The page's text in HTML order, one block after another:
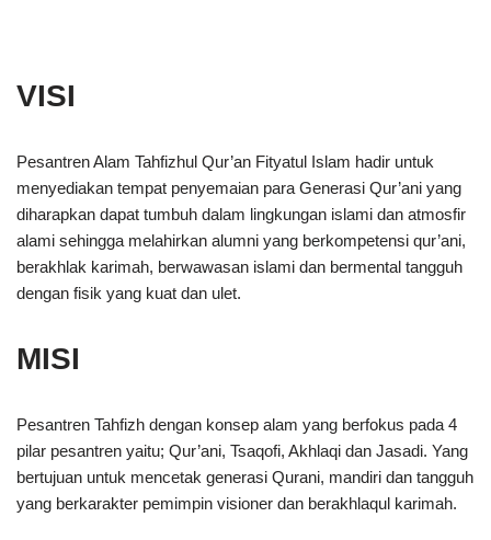
VISI
Pesantren Alam Tahfizhul Qur’an Fityatul Islam hadir untuk
menyediakan tempat penyemaian para Generasi Qur’ani yang
diharapkan dapat tumbuh dalam lingkungan islami dan atmosfir
alami sehingga melahirkan alumni yang berkompetensi qur’ani,
berakhlak karimah, berwawasan islami dan bermental tangguh
dengan fisik yang kuat dan ulet.
MISI
Pesantren Tahfizh dengan konsep alam yang berfokus pada 4
pilar pesantren yaitu; Qur’ani, Tsaqofi, Akhlaqi dan Jasadi. Yang
bertujuan untuk mencetak generasi Qurani, mandiri dan tangguh
yang berkarakter pemimpin visioner dan berakhlaqul karimah.